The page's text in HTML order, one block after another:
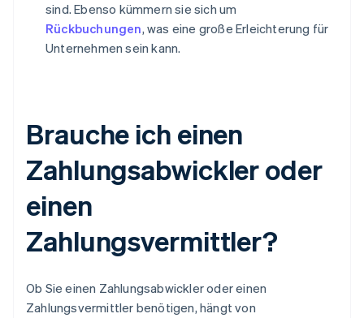
sind. Ebenso kümmern sie sich um
Rückbuchungen, was eine große Erleichterung für
Unternehmen sein kann.
Brauche ich einen
Zahlungsabwickler oder
einen
Zahlungsvermittler?
Ob Sie einen Zahlungsabwickler oder einen
Zahlungsvermittler benötigen, hängt von